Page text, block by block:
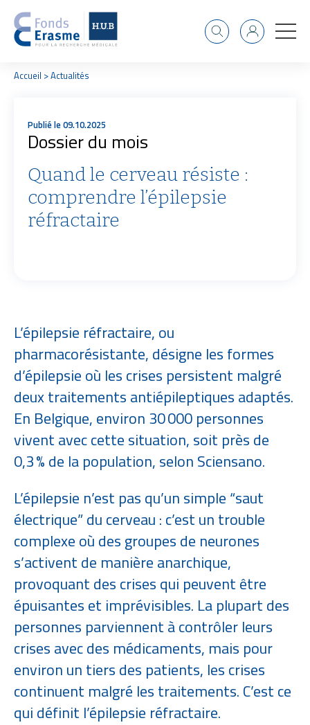
RechercheIdentifiant
F
Accueil Actualités
Publié le 09.10.2025
Quand le cerveau résiste :
comprendre l’épilepsie
réfractaire
Dossier du mois
L’épilepsie réfractaire, ou
pharmacorésistante, désigne les formes
d’épilepsie où les crises persistent malgré
deux traitements antiépileptiques adaptés.
En Belgique, environ 30 000 personnes
vivent avec cette situation, soit près de
0,3 % de la population, selon Sciensano.
L’épilepsie n’est pas qu’un simple “saut
électrique” du cerveau : c’est un trouble
complexe où des groupes de neurones
s’activent de manière anarchique,
provoquant des crises qui peuvent être
épuisantes et imprévisibles. La plupart des
personnes parviennent à contrôler leurs
crises avec des médicaments, mais pour
environ un tiers des patients, les crises
continuent malgré les traitements. C’est ce
qui définit l’épilepsie réfractaire.